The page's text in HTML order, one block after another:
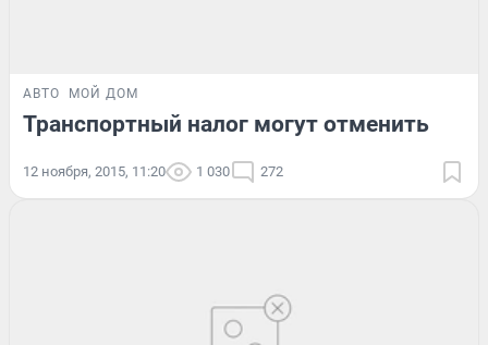
АВТО МОЙ ДОМ
Транспортный налог могут отменить
12 ноября, 2015, 11:20 1 030 272